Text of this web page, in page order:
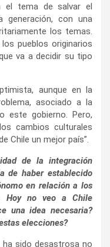
el tema de salvar el
generación, con una
los temas.
pueblos originarios
va a decidir su tipo
aunque en la
asociado a la
este gobierno. Pero,
cambios culturales
Chile un mejor país”.
de la integración
de haber establecido
en relación a los
Hoy no veo a Chile
una idea necesaria?
elecciones?
ha sido desastrosa no